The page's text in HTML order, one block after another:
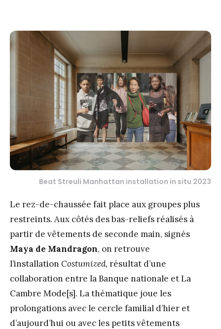
Beat Streuli Manhattan installation in situ 2023
Le rez-de-chaussée fait place aux groupes plus
restreints. Aux côtés des bas-reliefs réalisés à
partir de vêtements de seconde main, signés
Maya de Mandragon, on retrouve
l’installation Costumized, résultat d’une
collaboration entre la Banque nationale et La
Cambre Mode[s]. La thématique joue les
prolongations avec le cercle familial d’hier et
d’aujourd’hui ou avec les petits vêtements